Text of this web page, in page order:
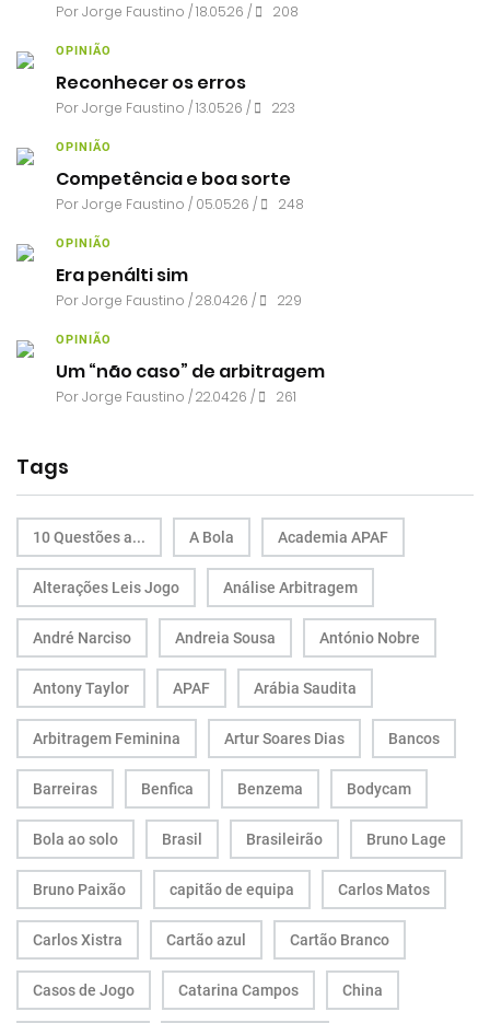
PorJorge Faustino / 18.05.26 / 208
OPINIÃO
Reconhecer os erros
PorJorge Faustino / 13.05.26 / 223
OPINIÃO
Competência e boa sorte
PorJorge Faustino / 05.05.26 / 248
OPINIÃO
Era penálti sim
PorJorge Faustino / 28.04.26 / 229
OPINIÃO
Um “não caso” de arbitragem
PorJorge Faustino / 22.04.26 / 261
Tags
10 Questões a... A Bola Academia APAF
Alterações Leis Jogo Análise Arbitragem
André Narciso Andreia Sousa António Nobre
Antony Taylor APAF Arábia Saudita
Arbitragem Feminina Artur Soares Dias Bancos
Barreiras Benfica Benzema Bodycam
Bola ao solo Brasil Brasileirão Bruno Lage
Bruno Paixão capitão de equipa Carlos Matos
Carlos Xistra Cartão azul Cartão Branco
Casos de Jogo Catarina Campos China